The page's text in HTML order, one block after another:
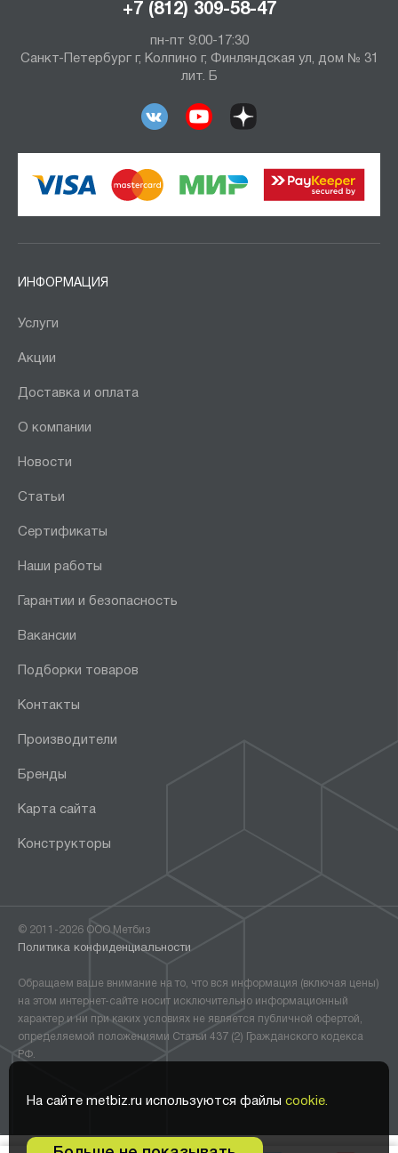
На сайте metbiz.ru используются файлы cookie.
+7 (812) 309-58-47
пн-пт 9:00-17:30
Санкт-Петербург г, Колпино г, Финляндская ул, дом № 31
лит. Б
ИНФОРМАЦИЯ
Услуги
Акции
Доставка и оплата
О компании
Новости
Статьи
Сертификаты
Наши работы
Гарантии и безопасность
Вакансии
Подборки товаров
Контакты
Производители
Бренды
Карта сайта
Конструкторы
© 2011-2026 ООО Метбиз
Политика конфиденциальности
Обращаем ваше внимание на то, что вся информация (включая цены)
на этом интернет-сайте носит исключительно информационный
характер и ни при каких условиях не является публичной офертой,
определяемой положениями Статьи 437 (2) Гражданского кодекса
РФ.